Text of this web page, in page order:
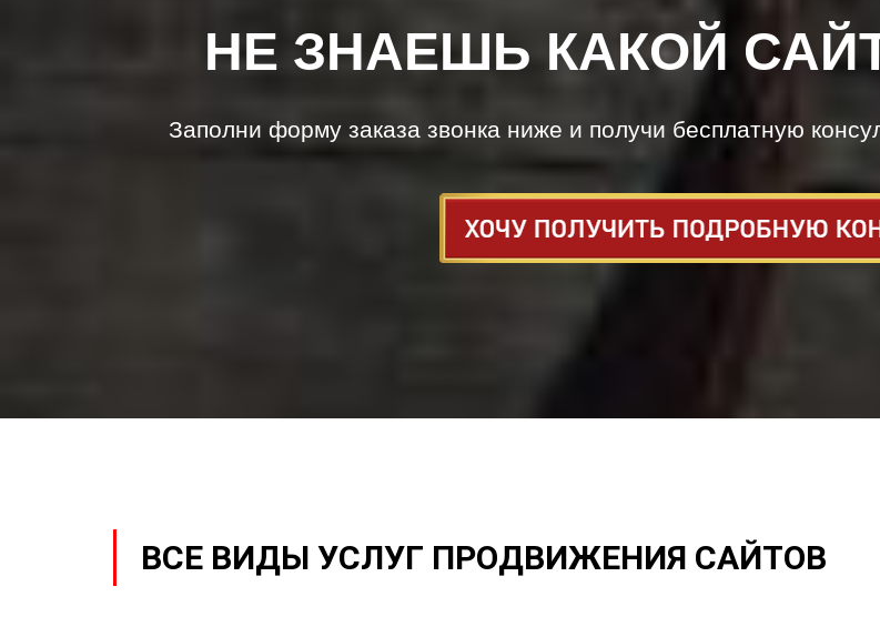
НЕ ЗНАЕШЬ КАКОЙ
Заполни форму заказа звонка ниже и получи бесплатную
ВСЕ ВИДЫ УСЛУГ ПРОДВИЖЕНИЯ САЙТОВ